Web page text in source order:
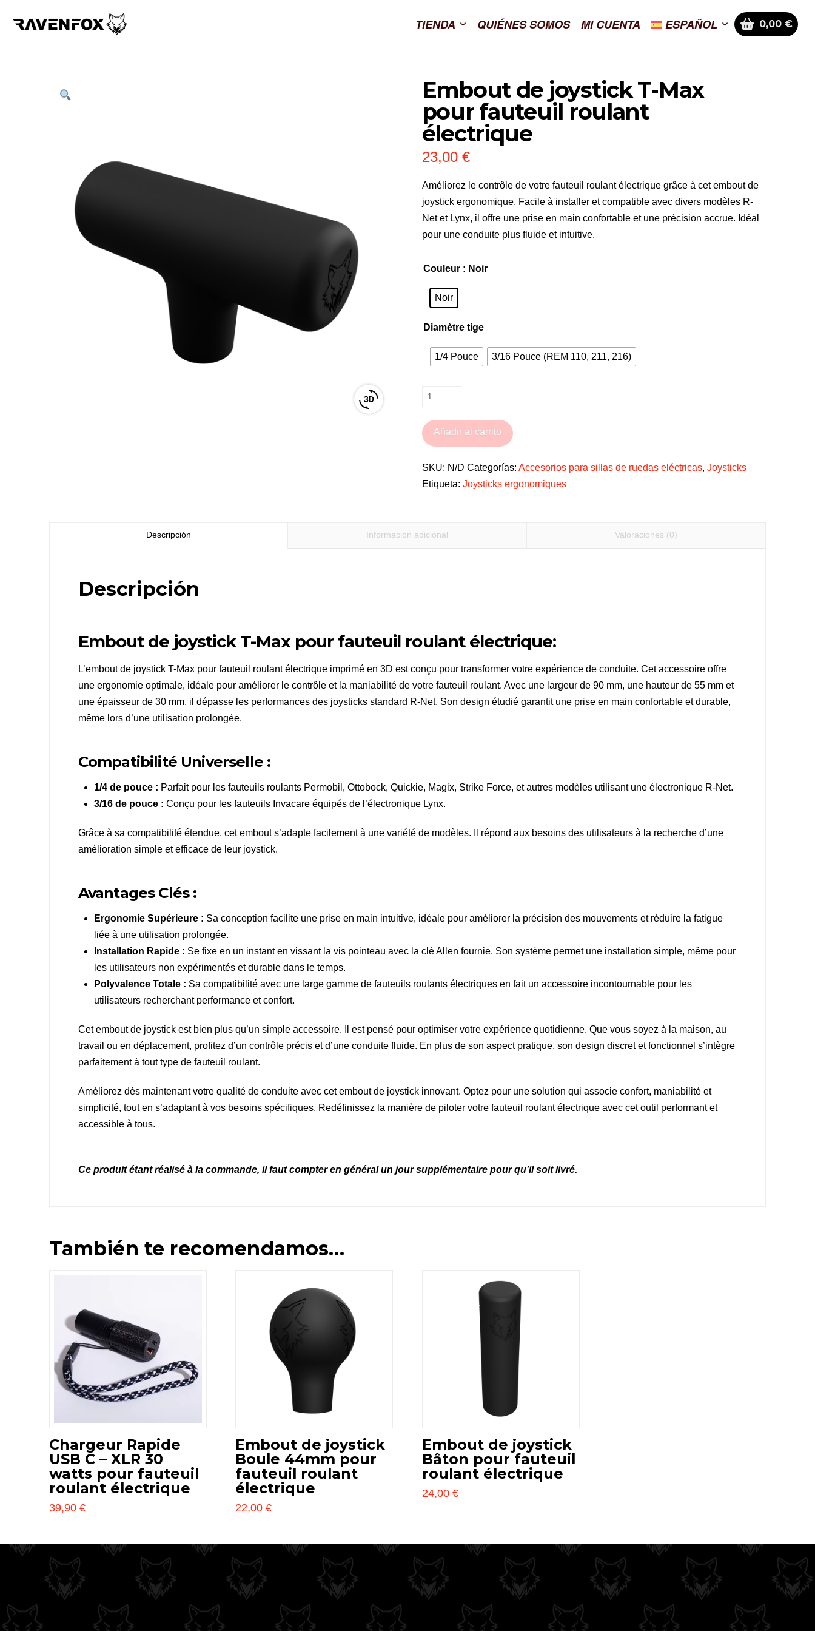
TIENDA QUIÉNES SOMOS MI CUENTA ESPAÑOL 0,00 €
View
Embout de joystick T-Max
pour fauteuil roulant
électrique
23,00 €
Améliorez le contrôle de votre fauteuil roulant électrique grâce à cet embout de
joystick ergonomique. Facile à installer et compatible avec divers modèles R-
Net et Lynx, il offre une prise en main confortable et une précision accrue. Idéal
pour une conduite plus fluide et intuitive.
Couleur : Noir
Noir
Diamètre tige
1/4 Pouce 3/16 Pouce (REM 110, 211, 216)
Embout
joystick
T-
fauteuil
cantidad
Añadir al carrito
SKU: N/D Categorías: Accesorios para sillas de ruedas eléctricas, Joysticks
Etiqueta: Joysticks ergonomiques
Descripción Información adicional Valoraciones (0)
Descripción
Embout de joystick T-Max pour fauteuil roulant électrique:
L’embout de joystick T-Max pour fauteuil roulant électrique imprimé en 3D est conçu pour transformer votre expérience de conduite. Cet accessoire offre
une ergonomie optimale, idéale pour améliorer le contrôle et la maniabilité de votre fauteuil roulant. Avec une largeur de 90 mm, une hauteur de 55 mm et
une épaisseur de 30 mm, il dépasse les performances des joysticks standard R-Net. Son design étudié garantit une prise en main confortable et durable,
même lors d’une utilisation prolongée.
Compatibilité Universelle :
1/4 de pouce : Parfait pour les fauteuils roulants Permobil, Ottobock, Quickie, Magix, Strike Force, et autres modèles utilisant une électronique R-Net.
3/16 de pouce : Conçu pour les fauteuils Invacare équipés de l’électronique Lynx.
Grâce à sa compatibilité étendue, cet embout s’adapte facilement à une variété de modèles. Il répond aux besoins des utilisateurs à la recherche d’une
amélioration simple et efficace de leur joystick.
Avantages Clés :
Ergonomie Supérieure : Sa conception facilite une prise en main intuitive, idéale pour améliorer la précision des mouvements et réduire la fatigue
liée à une utilisation prolongée.
Installation Rapide : Se fixe en un instant en vissant la vis pointeau avec la clé Allen fournie. Son système permet une installation simple, même pour
les utilisateurs non expérimentés et durable dans le temps.
Polyvalence Totale : Sa compatibilité avec une large gamme de fauteuils roulants électriques en fait un accessoire incontournable pour les
utilisateurs recherchant performance et confort.
Cet embout de joystick est bien plus qu’un simple accessoire. Il est pensé pour optimiser votre expérience quotidienne. Que vous soyez à la maison, au
travail ou en déplacement, profitez d’un contrôle précis et d’une conduite fluide. En plus de son aspect pratique, son design discret et fonctionnel s’intègre
parfaitement à tout type de fauteuil roulant.
Améliorez dès maintenant votre qualité de conduite avec cet embout de joystick innovant. Optez pour une solution qui associe confort, maniabilité et
simplicité, tout en s’adaptant à vos besoins spécifiques. Redéfinissez la manière de piloter votre fauteuil roulant électrique avec cet outil performant et
accessible à tous.
Ce produit étant réalisé à la commande, il faut compter en général un jour supplémentaire pour qu’il soit livré.
También te recomendamos…
Chargeur Rapide
USB C – XLR 30
watts pour fauteuil
roulant électrique
39,90 €
múltiples
variantes.
Embout de joystick
Boule 44mm pour
fauteuil roulant
électrique
22,00€
múltiples
variantes.
Embout de joystick
Bâton pour fauteuil
roulant électrique
24,00 €
múltiples
variantes.
Las